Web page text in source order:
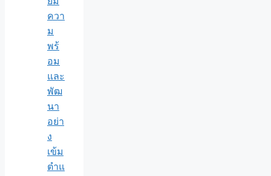
ควา
ม
พร้
อม
และ
พัฒ
นา
อย่า
ง
เข้ม
ตำแ